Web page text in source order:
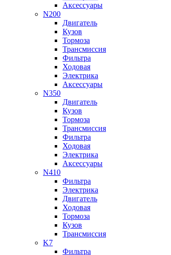
Аксессуары
N200
Двигатель
Кузов
Тормоза
Трансмиссия
Фильтра
Ходовая
Электрика
Аксессуары
N350
Двигатель
Кузов
Тормоза
Трансмиссия
Фильтра
Ходовая
Электрика
Аксессуары
N410
Фильтра
Электрика
Двигатель
Ходовая
Тормоза
Кузов
Трансмиссия
K7
Фильтра